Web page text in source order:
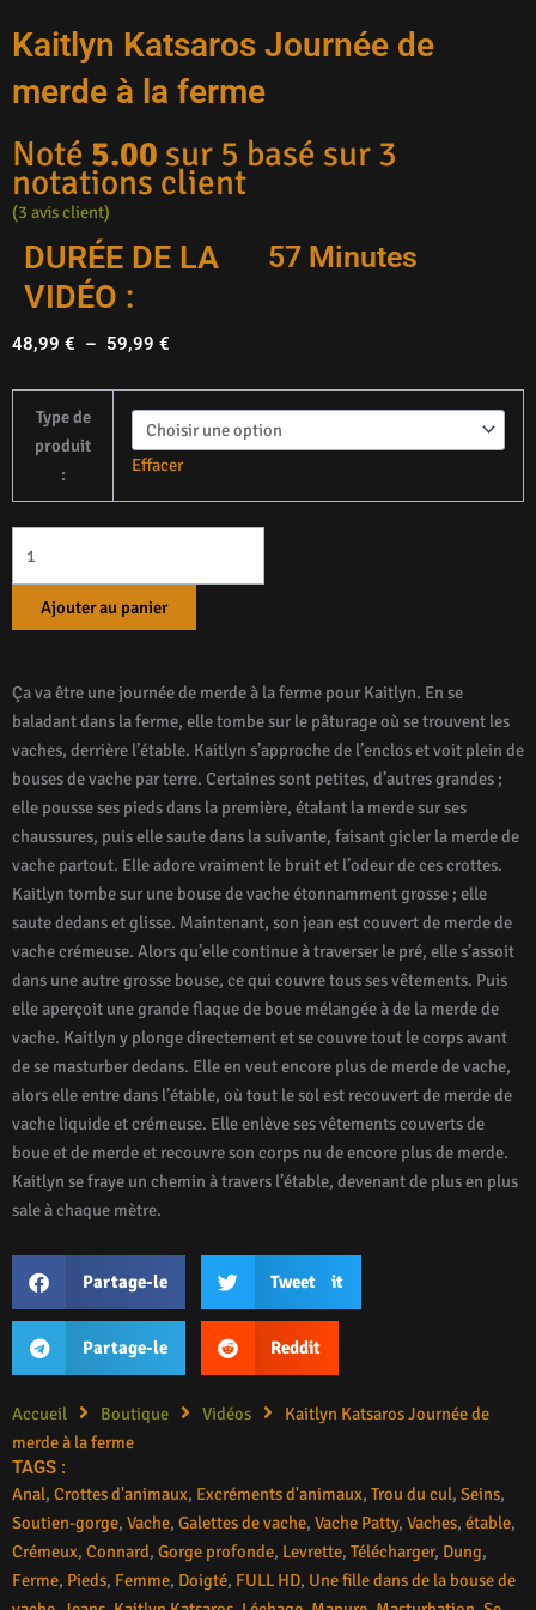
Kaitlyn Katsaros Journée de
merde à la ferme
Noté 5.00 sur 5 basé sur3
notations client
(3 avis client)
DURÉE DE LA
VIDÉO :
57 Minutes
48,99 € – 59,99 €
48,99 €
à
Type de
produit
:
Effacer
Kaitlyn
Day
Farm
Ajouter au panier
Ça va être une journée de merde à la ferme pour Kaitlyn. En se
baladant dans la ferme, elle tombe sur le pâturage où se trouvent les
vaches, derrière l’étable. Kaitlyn s’approche de l’enclos et voit plein de
bouses de vache par terre. Certaines sont petites, d’autres grandes ;
elle pousse ses pieds dans la première, étalant la merde sur ses
chaussures, puis elle saute dans la suivante, faisant gicler la merde de
vache partout. Elle adore vraiment le bruit et l’odeur de ces crottes.
Kaitlyn tombe sur une bouse de vache étonnamment grosse ; elle
saute dedans et glisse. Maintenant, son jean est couvert de merde de
vache crémeuse. Alors qu’elle continue à traverser le pré, elle s’assoit
dans une autre grosse bouse, ce qui couvre tous ses vêtements. Puis
elle aperçoit une grande flaque de boue mélangée à de la merde de
vache. Kaitlyn y plonge directement et se couvre tout le corps avant
de se masturber dedans. Elle en veut encore plus de merde de vache,
alors elle entre dans l’étable, où tout le sol est recouvert de merde de
vache liquide et crémeuse. Elle enlève ses vêtements couverts de
boue et de merde et recouvre son corps nu de encore plus de merde.
Kaitlyn se fraye un chemin à travers l’étable, devenant de plus en plus
sale à chaque mètre.
Partage-le Tweet it
Partage-le Reddit
Accueil Boutique Vidéos
Kaitlyn Katsaros Journée de
merde à la ferme
TAGS :
Anal, Crottes d'animaux, Excréments d'animaux, Trou du cul, Seins,
Soutien-gorge, Vache, Galettes de vache, Vache Patty, Vaches, étable,
Crémeux, Connard, Gorge profonde, Levrette, Télécharger, Dung,
Ferme, Pieds, Femme, Doigté, FULL HD, Une fille dans de la bouse de